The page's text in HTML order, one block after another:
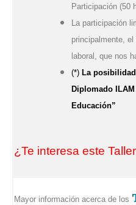
Participación (50
La participación
principalmente,
laboral, que nos
(*) La
Diplomado
Educación”
¿Te interesa este
Mayor información acerca de los